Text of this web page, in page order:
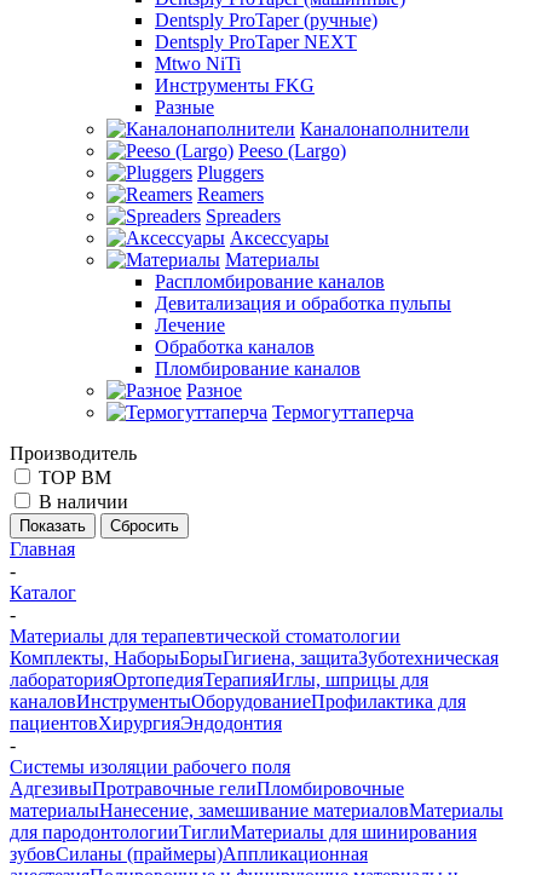
Dentsply ProTaper (ручные)
Dentsply ProTaper NEXT
Mtwo NiTi
Инструменты FKG
Разные
Каналонаполнители
Peeso (Largo)
Pluggers
Reamers
Spreaders
Аксессуары
Материалы
Распломбирование каналов
Девитализация и обработка пульпы
Лечение
Обработка каналов
Пломбирование каналов
Разное
Термогуттаперча
Производитель
ТОР ВМ
В наличии
Сбросить
Главная
-
Каталог
-
Материалы для терапевтической стоматологии
Комплекты, НаборыБорыГигиена, защитаЗуботехническая
лабораторияОртопедияТерапияИглы, шприцы для
каналовИнструментыОборудованиеПрофилактика для
пациентовХирургияЭндодонтия
-
Системы изоляции рабочего поля
АдгезивыПротравочные гелиПломбировочные
материалыНанесение, замешивание материаловМатериалы
для пародонтологииТиглиМатериалы для шинирования
зубовСиланы (праймеры)Аппликационная